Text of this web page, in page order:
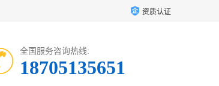
资质认证
全国服务咨询热线:
18705135651